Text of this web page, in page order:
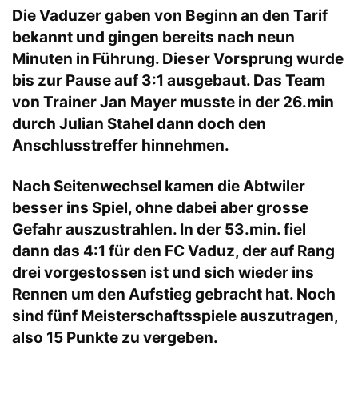
Die Vaduzer gaben von Beginn an den Tarif
bekannt und gingen bereits nach neun
Minuten in Führung. Dieser Vorsprung wurde
bis zur Pause auf 3:1 ausgebaut. Das Team
von Trainer Jan Mayer musste in der 26.min
durch Julian Stahel dann doch den
Anschlusstreffer hinnehmen.
Nach Seitenwechsel kamen die Abtwiler
besser ins Spiel, ohne dabei aber grosse
Gefahr auszustrahlen. In der 53.min. fiel
dann das 4:1 für den FC Vaduz, der auf Rang
drei vorgestossen ist und sich wieder ins
Rennen um den Aufstieg gebracht hat. Noch
sind fünf Meisterschaftsspiele auszutragen,
also 15 Punkte zu vergeben.